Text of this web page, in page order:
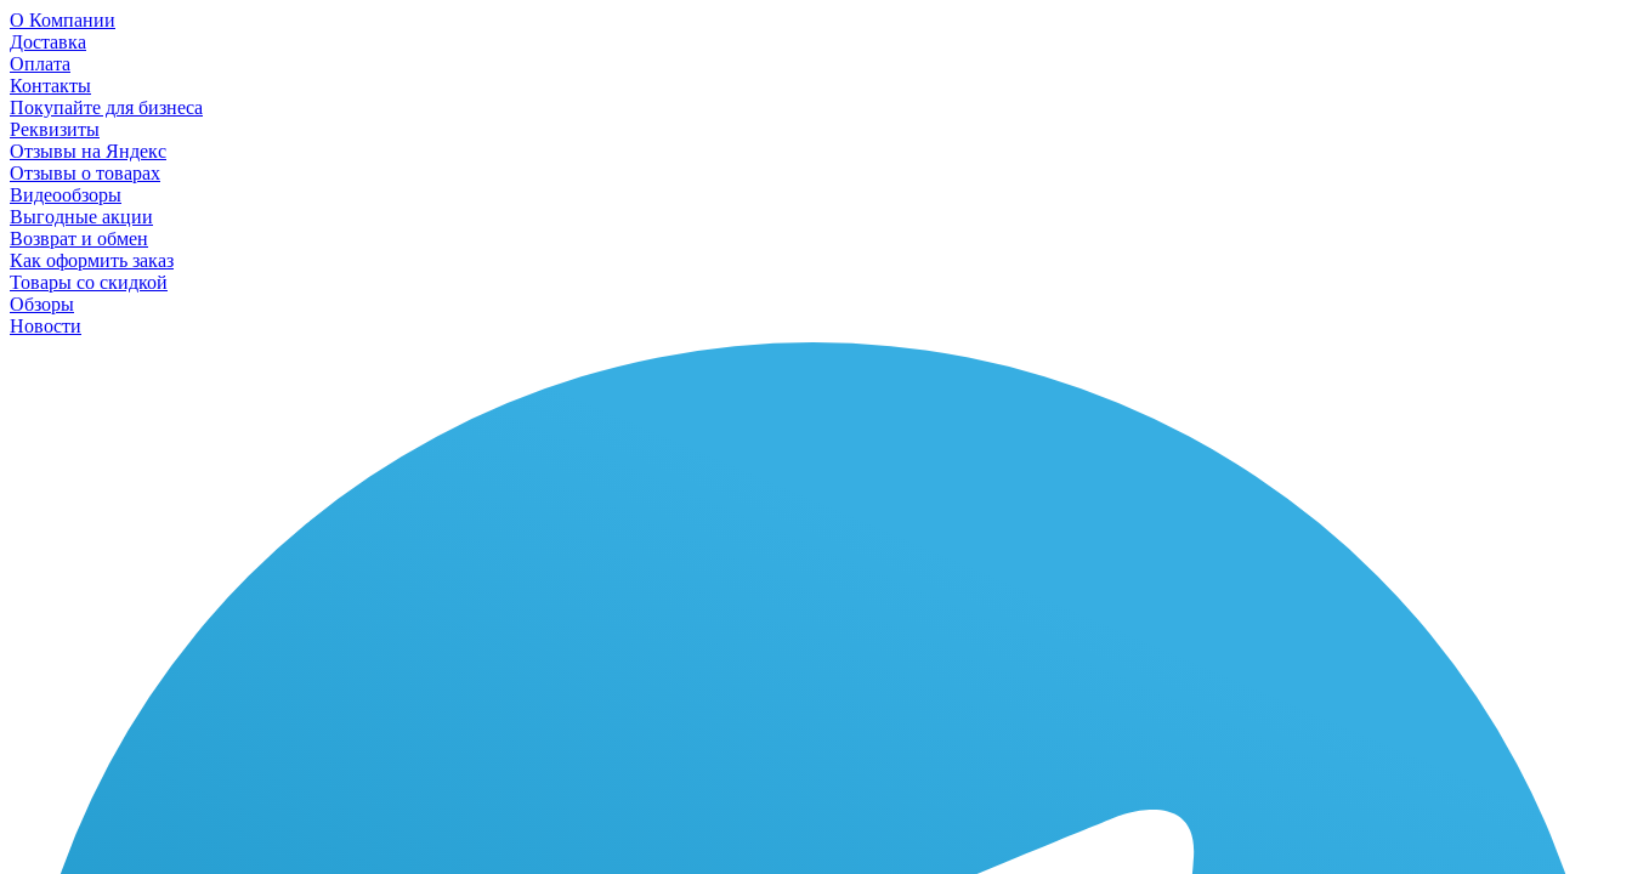
О Компании
Доставка
Оплата
Контакты
Покупайте для бизнеса
Реквизиты
Отзывы на Яндекс
Отзывы о товарах
Видеообзоры
Выгодные акции
Возврат и обмен
Как оформить заказ
Товары со скидкой
Обзоры
Новости